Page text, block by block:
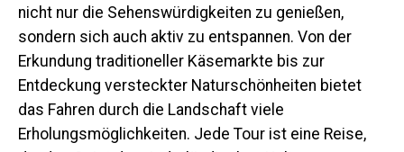
nicht nur die Sehenswürdigkeiten zu genießen,
sondern sich auch aktiv zu entspannen. Von der
Erkundung traditioneller Käsemarkte bis zur
Entdeckung versteckter Naturschönheiten bietet
das Fahren durch die Landschaft viele
Erholungsmöglichkeiten. Jede Tour ist eine Reise,